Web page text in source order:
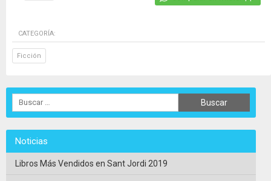
CATEGORÍA:
Ficción
Noticias
Libros Más Vendidos en Sant Jordi 2019